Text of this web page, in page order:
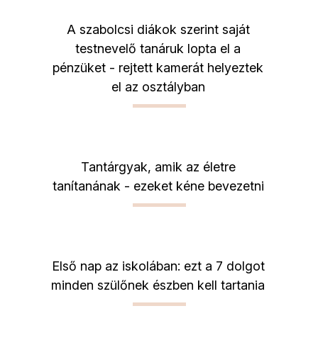
A szabolcsi diákok szerint saját
testnevelő tanáruk lopta el a
pénzüket - rejtett kamerát helyeztek
el az osztályban
Tantárgyak, amik az életre
tanítanának - ezeket kéne bevezetni
Első nap az iskolában: ezt a 7 dolgot
minden szülőnek észben kell tartania